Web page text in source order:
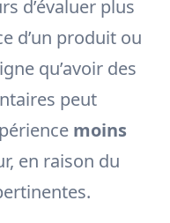
d’évaluer plus
d’un produit ou
qu’avoir des
peut
moins
en raison du